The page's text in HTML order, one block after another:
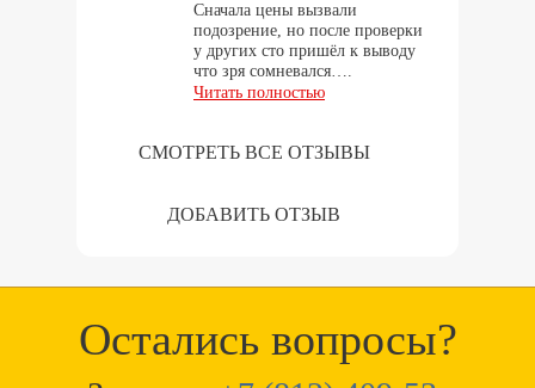
Сначала цены вызвали
подозрение, но после проверки
у других сто пришёл к выводу
что зря сомневался….
Читать полностью
СМОТРЕТЬ ВСЕ ОТЗЫВЫ
ДОБАВИТЬ ОТЗЫВ
Остались вопросы?